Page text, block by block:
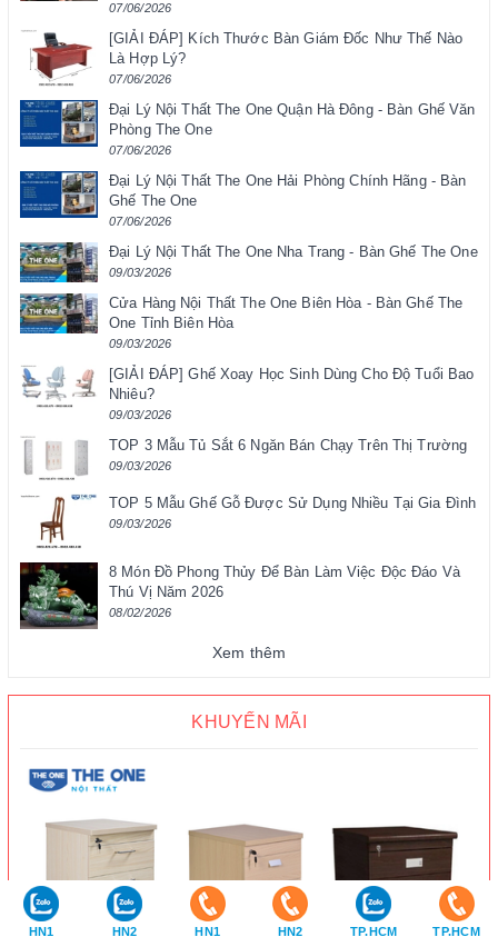
07/06/2026
[GIẢI ĐÁP] Kích Thước Bàn Giám Đốc Như Thế Nào
Là Hợp Lý?
07/06/2026
Đại Lý Nội Thất The One Quận Hà Đông - Bàn Ghế Văn
Phòng The One
07/06/2026
Đại Lý Nội Thất The One Hải Phòng Chính Hãng - Bàn
Ghế The One
07/06/2026
Đại Lý Nội Thất The One Nha Trang - Bàn Ghế The One
09/03/2026
Cửa Hàng Nội Thất The One Biên Hòa - Bàn Ghế The
One Tỉnh Biên Hòa
09/03/2026
[GIẢI ĐÁP] Ghế Xoay Học Sinh Dùng Cho Độ Tuổi Bao
Nhiêu?
09/03/2026
TOP 3 Mẫu Tủ Sắt 6 Ngăn Bán Chạy Trên Thị Trường
09/03/2026
TOP 5 Mẫu Ghế Gỗ Được Sử Dụng Nhiều Tại Gia Đình
09/03/2026
8 Món Đồ Phong Thủy Để Bàn Làm Việc Độc Đáo Và
Thú Vị Năm 2026
08/02/2026
Xem thêm
KHUYẾN MÃI
HN1 HN2 HN1 HN2 TP.HCM TP.HCM